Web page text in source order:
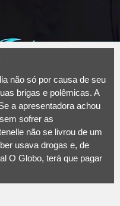
não só por causa de seu
brigas e polêmicas. A
a apresentadora achou
sofrer as
não se livrou de um
usava drogas e, de
O Globo, terá que pagar
protocolou o pedido de